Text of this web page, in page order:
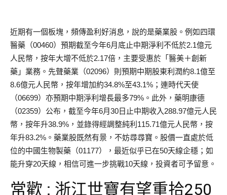
近期有一個板塊，頻傳盈利好消息，說的是藥業股。例如四環
醫藥（00460）預期截至今年6月底止中期淨利不低於2.1億元
人民幣，按年大增不低於2.17倍，主要受惠於「醫美＋創新
藥」業務。先聲藥業（02096）則預期中期股東利潤約8.1億至
8.6億元人民幣，按年增加約34.8%至43.1%；連時代天使
（06699）亦預期中期淨利增長最多79%。此外，藥明康德
（02359）公布，截至今年6月30日止中期收入288.97億元人民
幣，按年升38.9%，並錄得經調整純利115.71億元人民幣，按
年升83.2%。藥業股既然有景，不妨尋尋寶。股價一直處於低
位的中國生物製藥（01177），最近似乎已在50天線企穩；如
能升穿20天線，相信可進一步挑戰10天線，投資者可予留意。
常歡 : 浙江世寶有望重拾250